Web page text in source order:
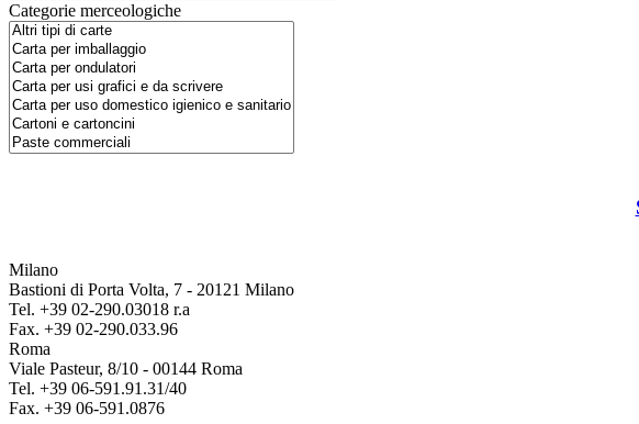
Categorie merceologiche
Milano
Bastioni di Porta Volta, 7 - 20121 Milano
Tel. +39 02-290.03018 r.a
Fax. +39 02-290.033.96
Roma
Viale Pasteur, 8/10 - 00144 Roma
Tel. +39 06-591.91.31/40
Fax. +39 06-591.0876